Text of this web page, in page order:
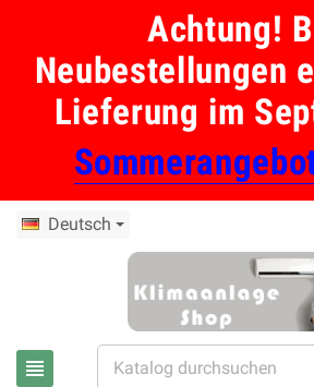
Achtung!
Neubestellungen
Lieferung im
Deutsch
view_headline